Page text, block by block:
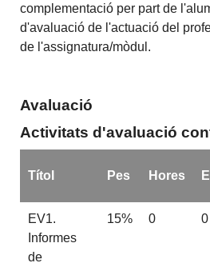
complementació per part de
d'avaluació de l'actuació del
de l'assignatura/mòdul.
Avaluació
Activitats d'avaluació
Títol Pes Hores
EV1.
Informes
de
15% 0 0